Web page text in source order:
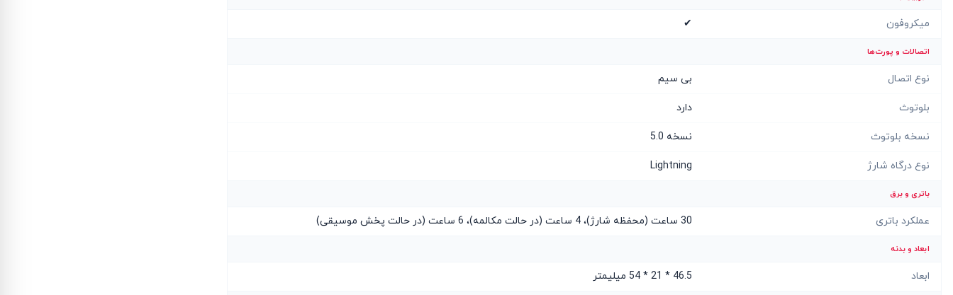
میکروفون ✔
اتصالات و پورت‌ها
نوع اتصال بی سیم
بلوتوث دارد
نسخه بلوتوث نسخه 5.0
نوع درگاه شارژ Lightning
باتری و برق
عملکرد باتری 30 ساعت (محفظه شارژ)، 4 ساعت (در حالت مکالمه)، 6 ساعت (در حالت پخش موسیقی)
ابعاد و بدنه
ابعاد 46.5 * 21 * 54 میلیمتر